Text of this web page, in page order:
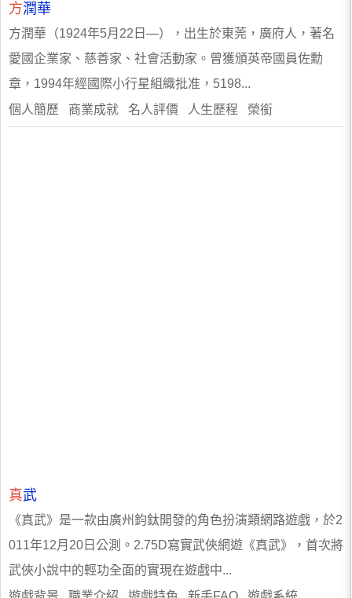
方潤華
方潤華（1924年5月22日—），出生於東莞，廣府人，著名
愛國企業家、慈善家、社會活動家。曾獲頒英帝國員佐勳
章，1994年經國際小行星組織批准，5198...
個人簡歷 商業成就 名人評價 人生歷程 榮銜
真武
《真武》是一款由廣州鈞鈦開發的角色扮演類網路遊戲，於2
011年12月20日公測。2.75D寫實武俠網遊《真武》，首次將
武俠小說中的輕功全面的實現在遊戲中...